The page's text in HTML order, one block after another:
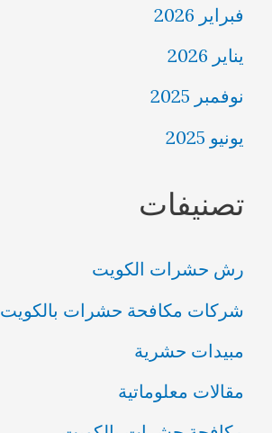
فبراير 2026
يناير 2026
نوفمبر 2025
يونيو 2025
تصنيفات
رش حشرات الكويت
شركات مكافحة حشرات بالكويت
مبيدات حشرية
مقالات معلوماتية